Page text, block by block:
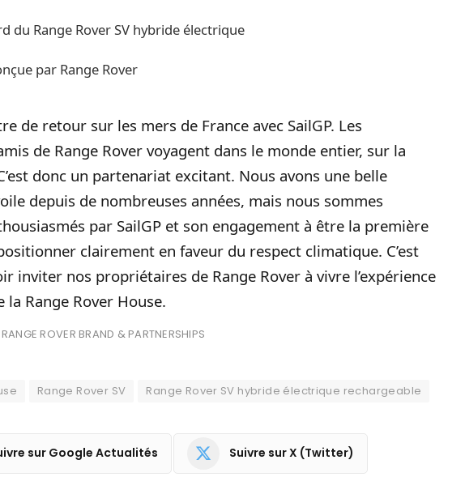
du Range Rover SV hybride électrique
par Range Rover
de retour sur les mers de France avec SailGP. Les
de Range Rover voyagent dans le monde entier, sur la
donc un partenariat excitant. Nous avons une belle
depuis de nombreuses années, mais nous sommes
par SailGP et son engagement à être la première
clairement en faveur du respect climatique. C’est
inviter nos propriétaires de Range Rover à vivre l’expérience
la Range Rover House.
ROVER BRAND & PARTNERSHIPS
Range Rover SV Range Rover SV hybride électrique rechargeable
sur Google Actualités Suivre sur X (Twitter)